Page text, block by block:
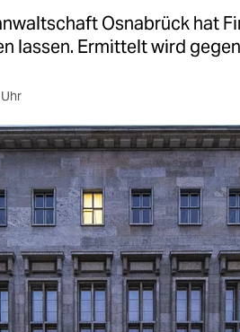
Osnabrück hat
lassen. Ermittelt wird